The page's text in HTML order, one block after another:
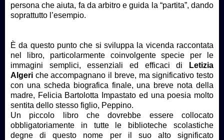
persona che aiuta, fa da arbitro e guida la “partita”, dando
soprattutto l’esempio.
È da questo punto che si sviluppa la vicenda raccontata
nel libro, particolarmente coinvolgente specie per le
immagini semplici, essenziali ed efficaci di
Letizia
Algeri che accompagnano il breve, ma significativo testo
con una scheda biografica finale, una breve nota della
madre, Felicia Bartolotta Impastato ed una poesia molto
sentita dello stesso figlio, Peppino.
Un piccolo libro che dovrebbe essere collocato
obbligatoriamente in tutte le biblioteche scolastiche
degne di questo nome per il suo alto significato